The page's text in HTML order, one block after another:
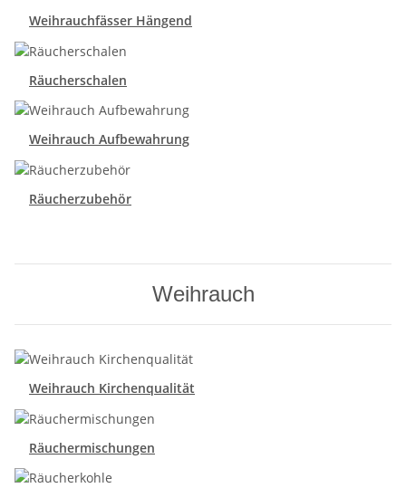
Weihrauchfässer Hängend
Räucherschalen
Weihrauch Aufbewahrung
Räucherzubehör
Weihrauch
Weihrauch Kirchenqualität
Räuchermischungen